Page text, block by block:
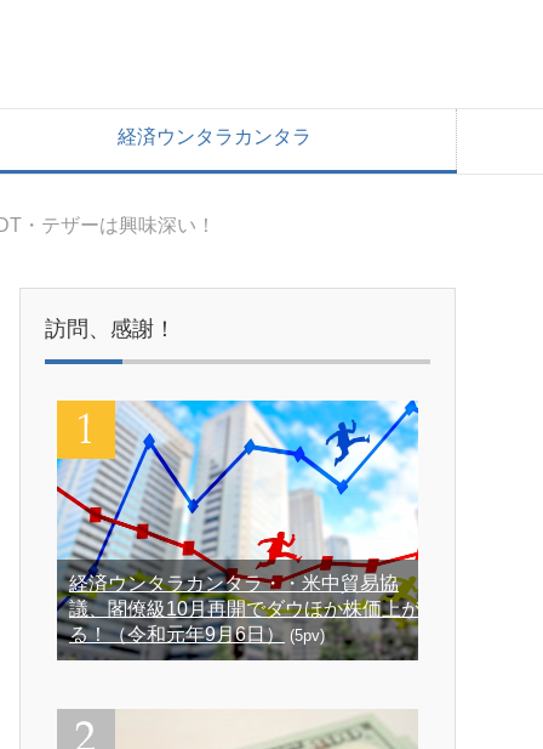
経済ウンタラカンタラ
・テザーは興味深い！
訪問、感謝！
経済ウンタラカンタラ・・米中貿易協
議、閣僚級10月再開でダウほか株価上が
る！（令和元年9月6日） (5pv)